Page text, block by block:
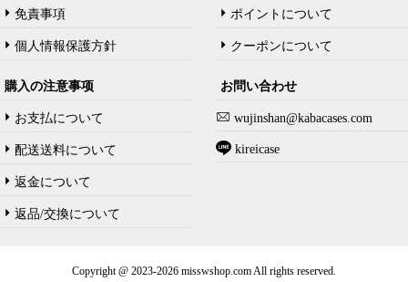
免責事項
個人情報保護方針
ポイントについて
クーポンについて
購入の注意事项
お支払について
配送送料について
返金について
返品/交換について
お問い合わせ
wujinshan@kabacases.com
kireicase
Copyright @ 2023-2026 misswshop.com All rights reserved.